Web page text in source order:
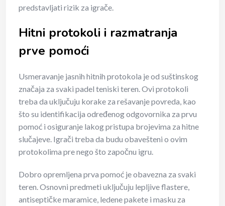
predstavljati rizik za igrače.
Hitni protokoli i razmatranja
prve pomoći
Usmeravanje jasnih hitnih protokola je od suštinskog
značaja za svaki padel teniski teren. Ovi protokoli
treba da uključuju korake za rešavanje povreda, kao
što su identifikacija određenog odgovornika za prvu
pomoć i osiguranje lakog pristupa brojevima za hitne
slučajeve. Igrači treba da budu obavešteni o ovim
protokolima pre nego što započnu igru.
Dobro opremljena prva pomoć je obavezna za svaki
teren. Osnovni predmeti uključuju lepljive flastere,
antiseptičke maramice, ledene pakete i masku za